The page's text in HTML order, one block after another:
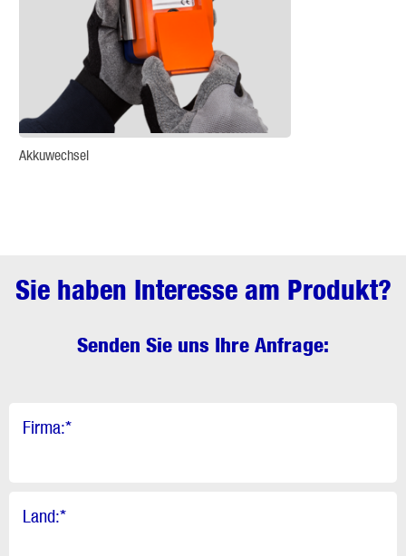
Akkuwechsel
Sie haben Interesse am Produkt?
Senden Sie uns Ihre Anfrage:
Firma:*
Land:*